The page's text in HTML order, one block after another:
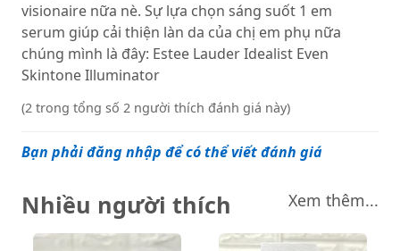
visionaire nữa nè. Sự lựa chọn sáng suốt 1 em
serum giúp cải thiện làn da của chị em phụ nữa
chúng mình là đây: Estee Lauder Idealist Even
Skintone Illuminator
(2 trong tổng số 2 người thích đánh giá này)
Bạn phải đăng nhập để có thể viết đánh giá
Nhiều người thích Xem thêm...